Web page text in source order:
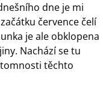
dne je mi
července čelí
je ale obklopena
Nachází se tu
těchto